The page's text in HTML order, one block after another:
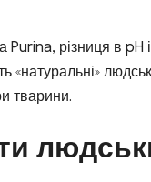
різниця в pH
тварини.